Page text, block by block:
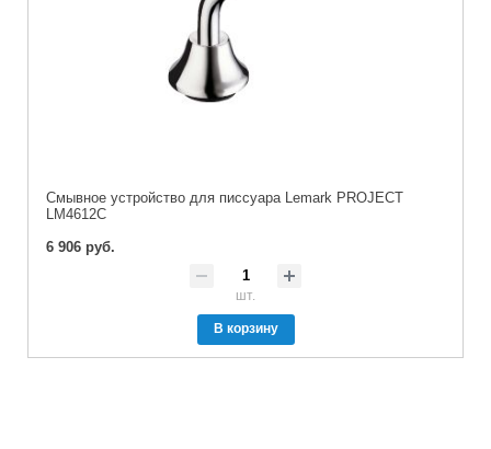
Смывное устройство для писсуара Lemark PROJECT
LM4612C
6 906 руб.
шт.
В корзину